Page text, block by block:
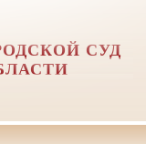
СУД